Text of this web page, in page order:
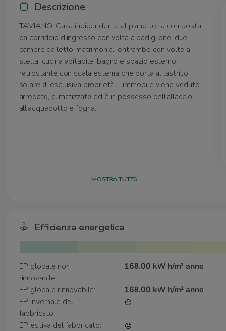
Descrizione
TAVIANO: Casa indipendente al piano terra composta
da corridoio d'ingresso con volta a padiglione, due
camere da letto matrimoniali entrambe con volte a
stella, cucina abitabile, bagno e spazio esterno
retrostante con scala esterna che porta al lastrico
solare di esclusiva proprietà. L'immobile viene veduto
arredato, climatizzato ed è in possesso dell'allaccio
all'acquedotto e fogna.
MOSTRA TUTTO
Efficienza energetica
EP globale non
rinnovabile:
168.00 kW h/m² anno
EP globale rinnovabile:
168.00 kW h/m² anno
EP invernale del
fabbricato:
EP estiva del fabbricato: